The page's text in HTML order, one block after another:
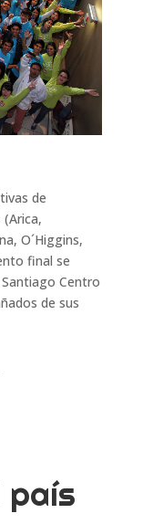
de
O´Higgins,
final se
Centro
de sus
país